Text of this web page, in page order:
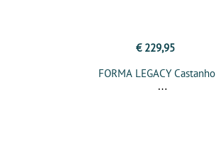
€ 229,95
FORMA LEGACY Castanho